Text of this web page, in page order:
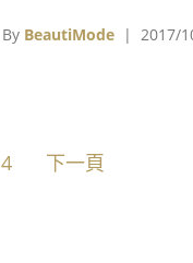
Boy in New York）
等多位知名演員比拼演
By BeautiMode | 2017/
4 下一頁